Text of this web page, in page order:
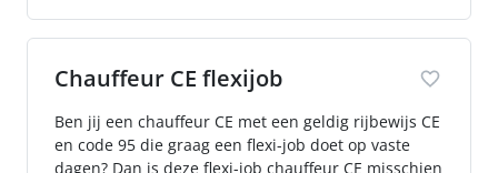
Chauffeur CE flexijob
Ben jij een chauffeur CE met een geldig rijbewijs CE
en code 95 die graag een flexi-job doet op vaste
dagen? Dan is deze flexi-job chauffeur CE misschien